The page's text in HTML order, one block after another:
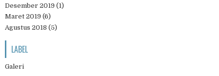
Desember 2019 (1)
Maret 2019 (6)
Agustus 2018 (5)
LABEL
Galeri